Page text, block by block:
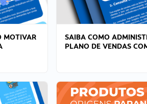
MOTIVAR
SAIBA COMO
PLANO DE VENDAS